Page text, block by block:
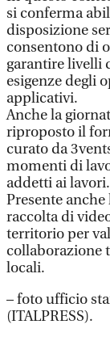
si conferma
disposizione
consentono di
garantire livelli
esigenze degli
applicativi.
Anche la
riproposto il
curato da
momenti di
addetti ai lavori.
Presente anche
raccolta di
territorio per
collaborazione
locali.
– foto ufficio
(ITALPRESS).